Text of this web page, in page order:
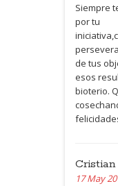
Siempre
por tu
de tus
esos
bioterio.
Cristian
17 May